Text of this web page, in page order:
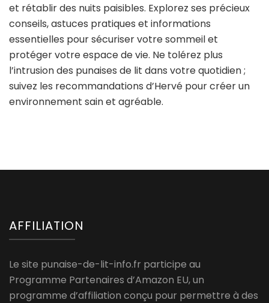
et rétablir des nuits paisibles. Explorez ses précieux
conseils, astuces pratiques et informations
essentielles pour sécuriser votre sommeil et
protéger votre espace de vie. Ne tolérez plus
l’intrusion des punaises de lit dans votre quotidien ;
suivez les recommandations d’Hervé pour créer un
environnement sain et agréable.
AFFILIATION
Le site punaise-de-lit-info.fr participe au
Programme Partenaires d’Amazon EU, un
programme d’affiliation conçu pour permettre à des